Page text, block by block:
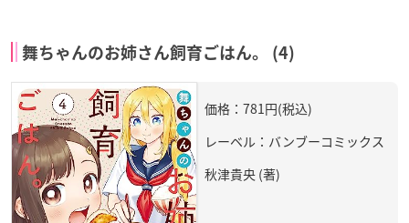
舞ちゃんのお姉さん飼育ごはん。 (4)
価格：781円(税込)
レーベル：バンブーコミックス
秋津貴央 (著)